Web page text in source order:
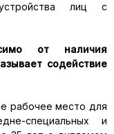
лиц с
от наличия
содействие
рабочее место для
специальных и